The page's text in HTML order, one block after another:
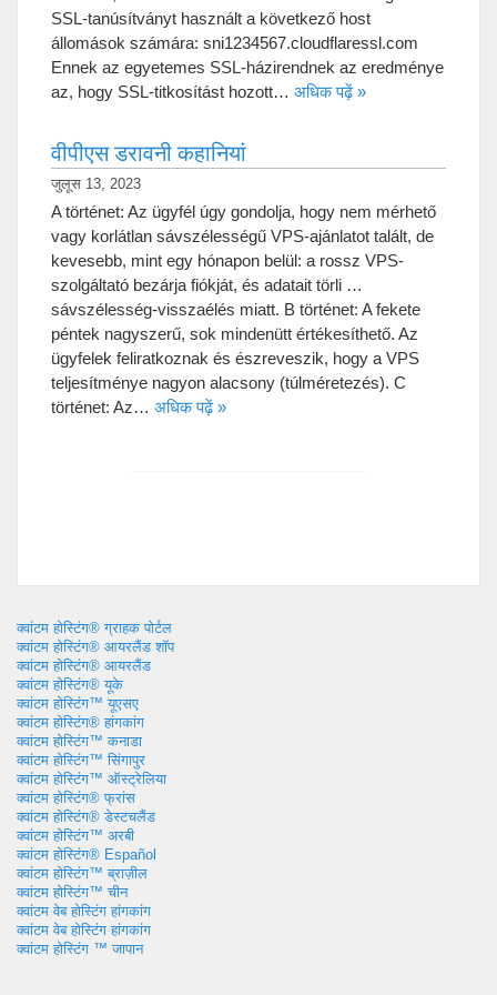
SSL-tanúsítványt használt a következő host
állomások számára: sni1234567.cloudflaressl.com
Ennek az egyetemes SSL-házirendnek az eredménye
az, hogy SSL-titkosítást hozott… अधिक पढ़ें »
वीपीएस डरावनी कहानियां
जुलूस 13, 2023
A történet: Az ügyfél úgy gondolja, hogy nem mérhető
vagy korlátlan sávszélességű VPS-ajánlatot talált, de
kevesebb, mint egy hónapon belül: a rossz VPS-
szolgáltató bezárja fiókját, és adatait törli …
sávszélesség-visszaélés miatt. B történet: A fekete
péntek nagyszerű, sok mindenütt értékesíthető. Az
ügyfelek feliratkoznak és észreveszik, hogy a VPS
teljesítménye nagyon alacsony (túlméretezés). C
történet: Az… अधिक पढ़ें »
क्वांटम होस्टिंग® ग्राहक पोर्टल
क्वांटम होस्टिंग® आयरलैंड शॉप
क्वांटम होस्टिंग® आयरलैंड
क्वांटम होस्टिंग® यूके
क्वांटम होस्टिंग™ यूएसए
क्वांटम होस्टिंग® हांगकांग
क्वांटम होस्टिंग™ कनाडा
क्वांटम होस्टिंग™ सिंगापुर
क्वांटम होस्टिंग™ ऑस्ट्रेलिया
क्वांटम होस्टिंग® फ्रांस
क्वांटम होस्टिंग® डेस्टचलैंड
क्वांटम होस्टिंग™ अरबी
क्वांटम होस्टिंग® Español
क्वांटम होस्टिंग™ ब्राज़ील
क्वांटम होस्टिंग™ चीन
क्वांटम वेब होस्टिंग हांगकांग
क्वांटम वेब होस्टिंग हांगकांग
क्वांटम होस्टिंग ™ जापान